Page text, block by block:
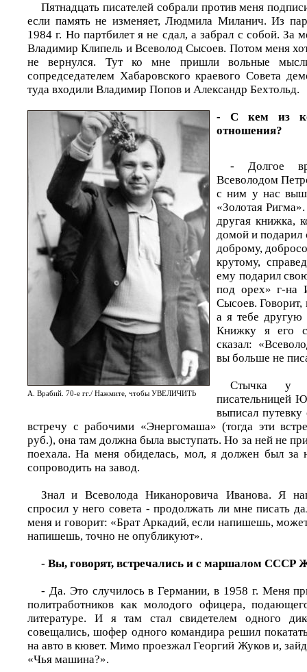
Пятнадцать писателей собрали против меня
если память не изменяет, Людмила Миланич. Из
1984 г. Но партбилет я не сдал, а забрал с собой. За
Владимир Клипель и Всеволод Сысоев. Потом меня
не вернулся. Тут ко мне пришли вольные
сопредседателем Хабаровского краевого Совета
туда входили Владимир Попов и Александр Бехтольд.
А. Врабий. 70-е гг./ Нажмите, чтобы УВЕЛИЧИТЬ
- С кем из
отношения?
- Долгое
Всеволодом
с ним у нас
«Золотая
другая книжка,
домой и подарил
доброму,
крутому,
ему подарил
под орех» г-на
Сысоев.
а я тебе другую
Книжку я его
сказал:
вы больше не
Стычка
писательницей
выписал
встречу с рабочими «Энергомаша» (тогда эти
руб.), она там должна была выступать. Но за ней не
поехала. На меня обиделась, мол, я должен был за
сопроводить на завод.
Знал и Всеволода Никаноровича Иванова. Я
спросил у него совета - продолжать ли мне писать
меня и говорит: «Брат Аркадий, если напишешь,
напишешь, точно не опубликуют».
- Вы, говорят, встречались и с маршалом СССР
- Да. Это случилось в Германии, в 1958 г. Меня
политработников как молодого офицера,
литературе. И я там стал свидетелем одного
совещались, шофер одного командира решил
на авто в кювет. Мимо проезжал Георгий Жуков и,
«Чья машина?».